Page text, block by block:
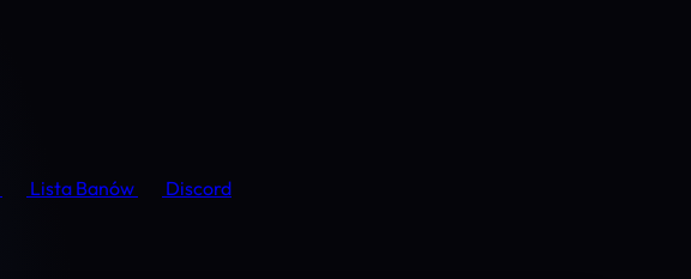
Lista Banów
Discord